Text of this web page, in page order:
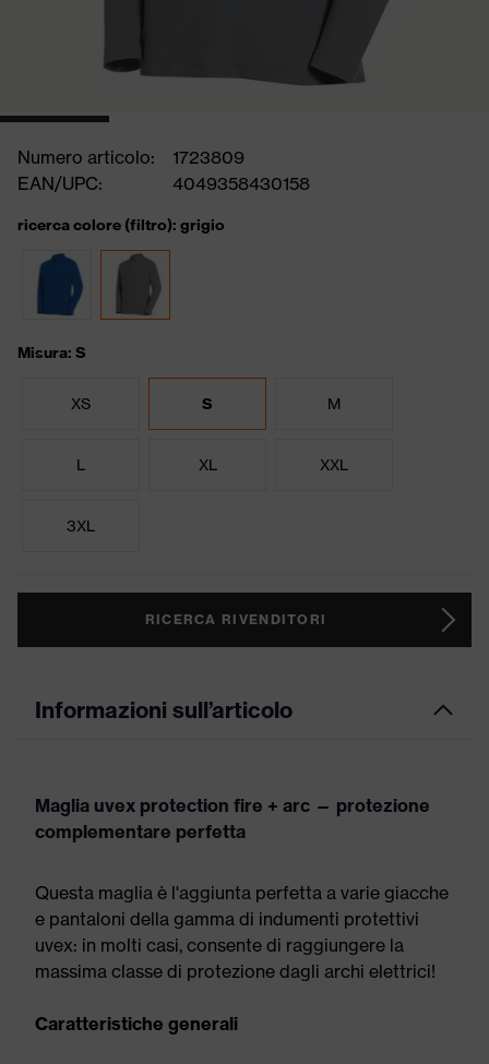
Numero articolo:
1723809
EAN/UPC:
4049358430158
ricerca colore (filtro): grigio
Misura: S
XS S M
L XL XXL
3XL
RICERCA RIVENDITORI
Informazioni sull’articolo
Maglia uvex protection fire + arc — protezione
complementare perfetta
Questa maglia è l'aggiunta perfetta a varie giacche
e pantaloni della gamma di indumenti protettivi
uvex: in molti casi, consente di raggiungere la
massima classe di protezione dagli archi elettrici!
Caratteristiche generali